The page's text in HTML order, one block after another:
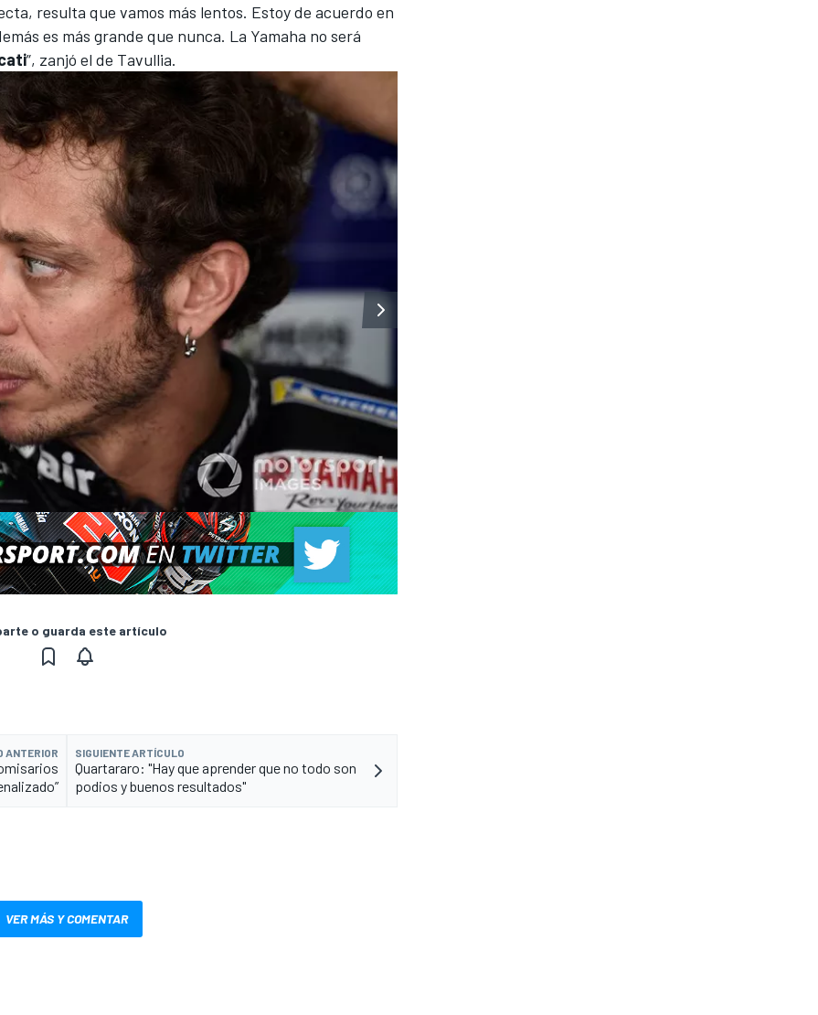
resulta que vamos más lentos. Estoy de acuerdo en
es más grande que nunca. La Yamaha no será
”, zanjó el de Tavullia.
o guarda este artículo
ANTERIOR SIGUIENTE ARTÍCULO
Quartararo: "Hay que aprender que no todo son
podios y buenos resultados"
VER MÁS Y COMENTAR